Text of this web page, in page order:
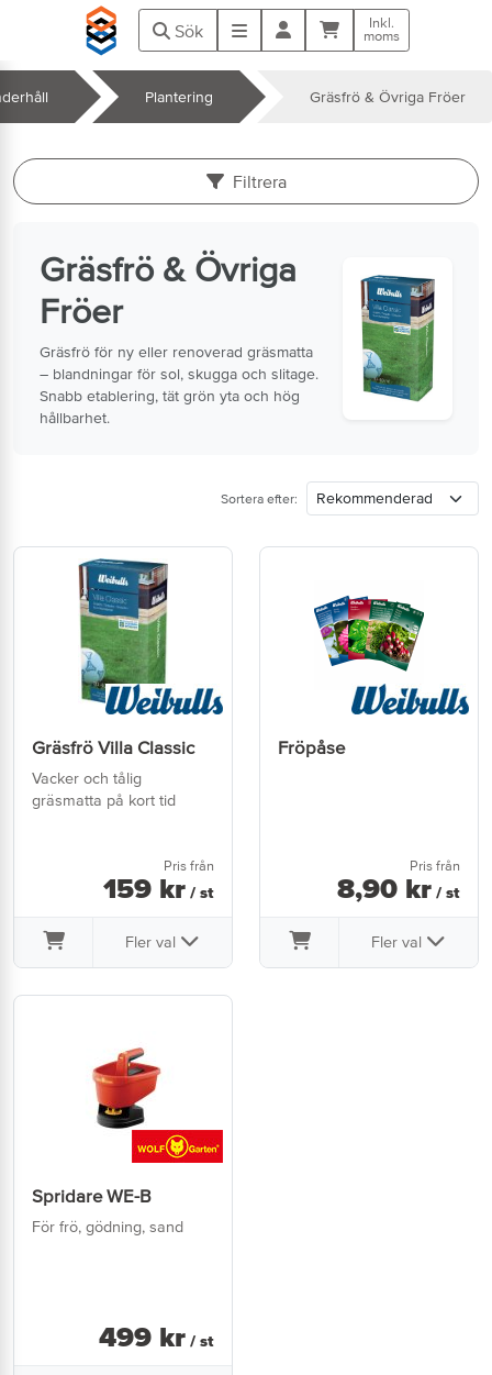
Hoppa till huvudinnehåll
Sök Meny Kundvagn
Inkl.
moms
Plantering Gräsfrö & Övriga Fröer
Filtrera
Gräsfrö & Övriga
Fröer
Gräsfrö för ny eller renoverad gräsmatta
– blandningar för sol, skugga och slitage.
Snabb etablering, tät grön yta och hög
hållbarhet.
Sortera efter:
Gräsfrö Villa Classic
Vacker och tålig
gräsmatta på kort tid
Pris från
159 kr / st
Fler val
Fröpåse
Pris från
8,90 kr / st
Fler val
Spridare WE-B
För frö, gödning, sand
499 kr / st